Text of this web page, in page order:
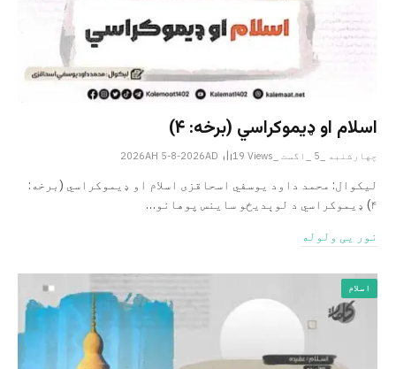
اسلام او ډیموکراسي (برخه: ۴)
چهارشنبه _5 _اگست _2026AH 5-8-2026AD 19 Views
لیکوال: محمد داود یوسفي اسحاقزی اسلام او ډیموکراسي (برخه:
۴) ډیموکراسي د لوېدیځو ساینس پوهانو…
نور یی ولوله
اسلام